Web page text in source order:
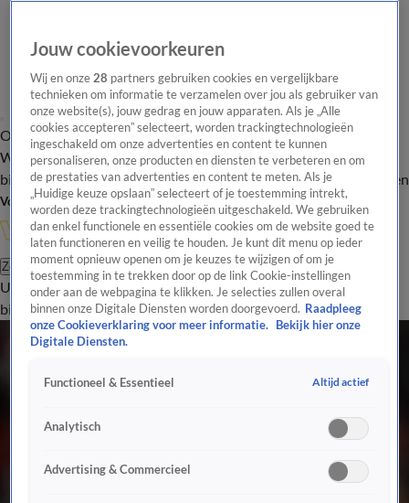
Overzicht Onze programma's Uitzendingen Onze gezichten
In de
WandelgangenInterviewsUitzending
bijwonenPodcastShopVeelgestelde vragenKijkersvraag insturen
Volg Vandaag Inside
Zoeken
UitzendingenVandaag InsideDe OranjezomerShopUitzending
bijwonen
Jouw cookievoorkeuren
Wij en onze28 partners gebruiken cookies en vergelijkbare
technieken om informatie te verzamelen over jou als gebruiker van
onze website(s), jouw gedrag en jouw apparaten. Als je „Alle
cookies accepteren” selecteert, worden trackingtechnologieën
ingeschakeld om onze advertenties en content te kunnen
personaliseren, onze producten en diensten te verbeteren en om
de prestaties van advertenties en content te meten. Als je
„Huidige keuze opslaan” selecteert of je toestemming intrekt,
worden deze trackingtechnologieën uitgeschakeld. We gebruiken
dan enkel functionele en essentiële cookies om de website goed te
laten functioneren en veilig te houden. Je kunt dit menu op ieder
moment opnieuw openen om je keuzes te wijzigen of om je
toestemming in te trekken door op de link Cookie-instellingen
onder aan de webpagina te klikken. Je selecties zullen overal
binnen onze Digitale Diensten worden doorgevoerd. Raadpleeg
onze Cookieverklaring voor meer informatie.
Bekijk hier onze
Digitale Diensten.
Functioneel & Essentieel Altijd actief
Analytisch
Advertising & Commercieel